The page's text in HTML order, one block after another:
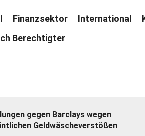
Finanzsektor International
Berechtigter
gegen Barclays wegen
Geldwäscheverstößen